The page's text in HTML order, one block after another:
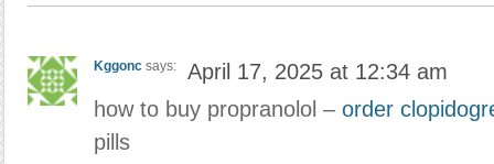
Kggonc says:
April 17, 2025 at 12:34 am
how to buy propranolol – order
pills